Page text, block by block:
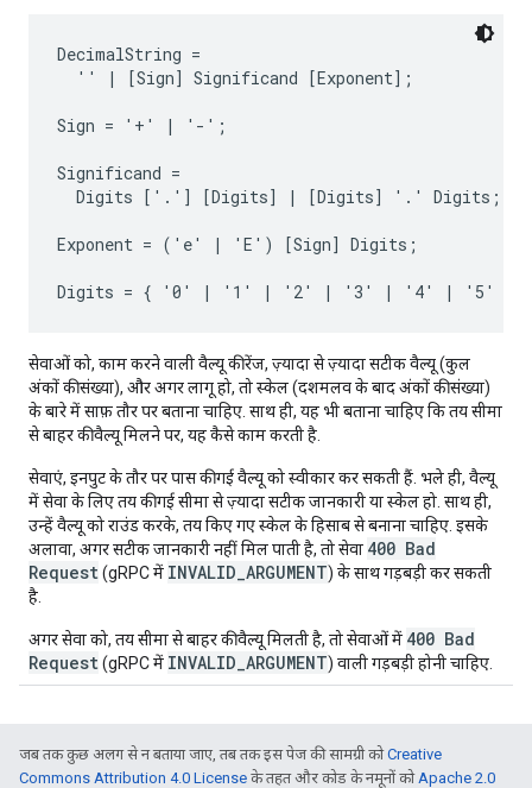
DecimalString =
  '' | [Sign] Significand [Exponent];
Sign = '+' | '-';
Significand =
  Digits ['.'] [Digits] | [Digits] '.' Digits;
Exponent = ('e' | 'E') [Sign] Digits;
सेवाओं को, काम करने वाली वैल्यू की रेंज, ज़्यादा से ज़्यादा सटीक वैल्यू (कुल
अंकों की संख्या), और अगर लागू हो, तो स्केल (दशमलव के बाद अंकों की संख्या)
के बारे में साफ़ तौर पर बतानाचाहिए . साथ ही, यह भी बताना चाहिए कि तय सीमा
से बाहर की वैल्यू मिलने पर, यह कैसे काम करती है.
सेवाएं, इनपुट के तौर पर पास की गई वैल्यू को स्वीकारकर सकती हैं . भले ही, वैल्यू
में सेवा के लिए तय की गई सीमा से ज़्यादा सटीक जानकारी या स्केल हो. साथ ही,
उन्हें वैल्यू को राउंड करके, तय किए गए स्केल के हिसाब से बनानाचाहिए . इसके
अलावा, अगर सटीक जानकारी नहीं मिल पाती है, तो सेवा 400 Bad
Request(gRPC में INVALID_ARGUMENT) के साथ गड़बड़ीकर सकती
है
अगर सेवा को, तय सीमा से बाहर की वैल्यू मिलती है, तो सेवाओं में 400 Bad
Request(gRPC में INVALID_ARGUMENT) वाली गड़बड़ीहोनी चाहिए
जब तक कुछ अलग से न बताया जाए, तब तक इस पेज की सामग्री कोCreative
Commons Attribution 4.0 License के तहत और कोड के नमूनों कोApache 2.0